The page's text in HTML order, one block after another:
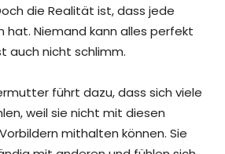
die Realität ist, dass jede
hat. Niemand kann alles perfekt
auch nicht schlimm.
führt dazu, dass sich viele
weil sie nicht mit diesen
mithalten können. Sie